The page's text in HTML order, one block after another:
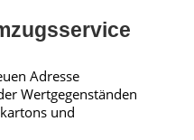
Adresse
Wertgegenständen
und